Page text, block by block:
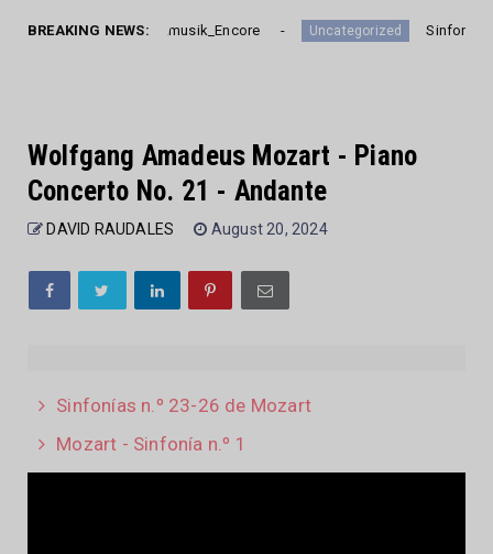
BREAKING NEWS:
Kleine Nachtmusik_Encore Uncategorized Sinfonías n.º
Wolfgang Amadeus Mozart - Piano
Concerto No. 21 - Andante
DAVID RAUDALES August 20, 2024
Sinfonías n.º 23-26 de Mozart
Mozart - Sinfonía n.º 1